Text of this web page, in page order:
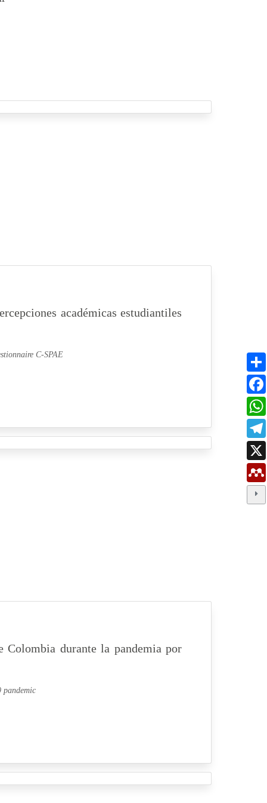
académicas estudiantiles
C-SPAE
Colombia durante la pandemia por
pandemic